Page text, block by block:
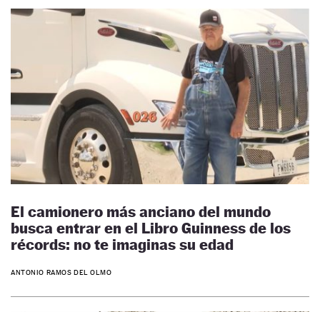
El camionero más anciano del mundo
busca entrar en el Libro Guinness de los
récords: no te imaginas su edad
ANTONIO RAMOS DEL OLMO